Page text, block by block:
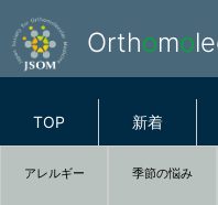
Orthomo
TOP 新着
アレルギー 季節の悩み